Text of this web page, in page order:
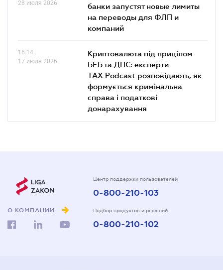
28 июля 2026
банки запустят новые лимиты
на переводы для ФЛП и
компаний
16.14
17 июля 2026
Криптовалюта під прицілом
БЕБ та ДПС: експерти
TAX Podcast розповідають, як
формується кримінальна
справа і податкові
донарахування
О КОМПАНИИ
Центр поддержки пользователей
0-800-210-103
Подбор продуктов и решений
0-800-210-102